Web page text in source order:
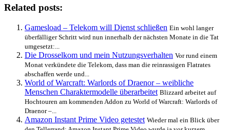
Related posts:
Gamesload – Telekom will Dienst schließen Ein wohl langer
überfälliger Schritt wird nun innerhalb der nächsten Monate in die Tat
umgesetzt:...
Die Drosselkom und mein Nutzungsverhalten Vor rund einem
Monat verkündete die Telekom, dass man die reinrassigen Flatrates
abschaffen werde und...
World of Warcraft: Warlords of Draenor – weibliche
Menschen Charaktermodelle überarbeitet Blizzard arbeitet auf
Hochtouren am kommenden Addon zu World of Warcraft: Warlords of
Draenor –...
Amazon Instant Prime Video getestet Wieder mal ein Blick über